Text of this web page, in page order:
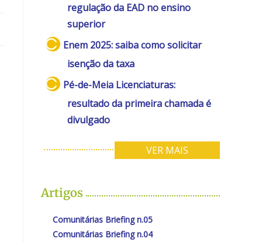
regulação da EAD no ensino
superior
Enem 2025: saiba como solicitar
isenção da taxa
Pé-de-Meia Licenciaturas:
resultado da primeira chamada é
divulgado
VER MAIS
Artigos
Comunitárias Briefing n.05
Comunitárias Briefing n.04